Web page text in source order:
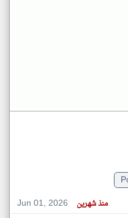
Jun 01, 2026
منذ شهرين